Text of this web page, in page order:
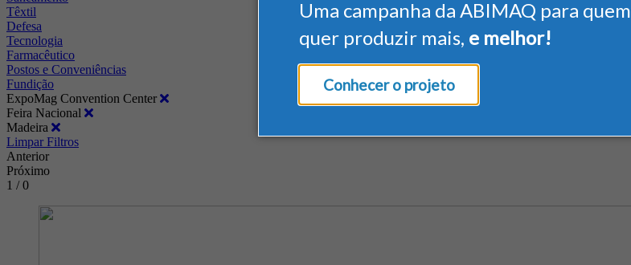
Uma campanha da ABIMAQ para quem
quer produzir mais, e melhor!
Conhecer o projeto
Têxtil
Defesa
Tecnologia
Farmacêutico
Postos e Conveniências
Fundição
ExpoMag Convention Center
Feira Nacional
Madeira
Limpar Filtros
Anterior
Próximo
1 / 0